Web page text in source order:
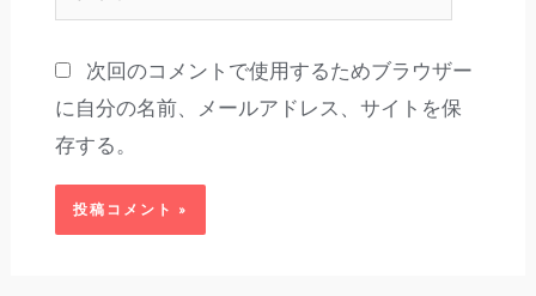
イ
次回のコメントで使用するためブラウザー
に自分の名前、メールアドレス、サイトを保
存する。